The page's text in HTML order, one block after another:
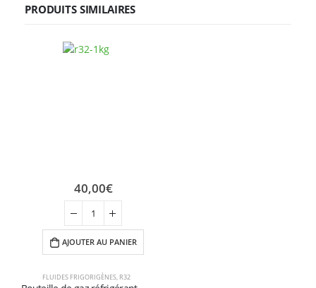
PRODUITS SIMILAIRES
FLUIDES FRIGORIGÈNES, R32
40,00€
AJOUTER AU PANIER